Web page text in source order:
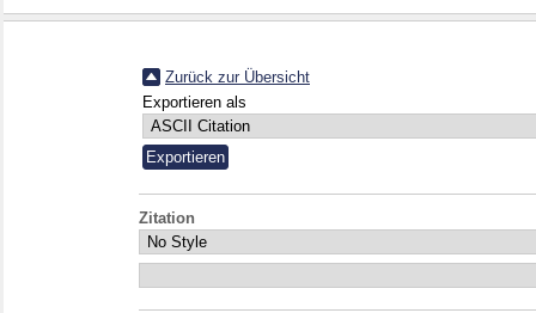
Zurück zur Übersicht
Exportieren als
Zitation